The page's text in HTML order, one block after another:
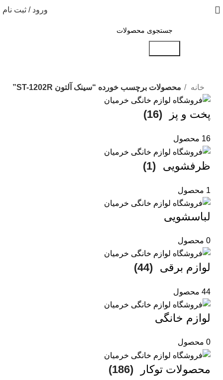
ورود / ثبت نام
خانه محصولات برچسب خورده “سینک آلتون ST-1202R”
پخت و پز (16)
16 محصول
ظرفشویی (1)
1 محصول
لباسشویی
0 محصول
لوازم برقی (44)
44 محصول
لوازم خانگی
0 محصول
محصولات توکار (186)